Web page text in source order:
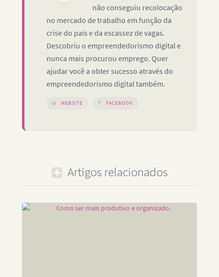
não conseguiu recolocação
no mercado de trabalho em função da
crise do país e da escassez de vagas.
Descobriu o empreendedorismo digital e
nunca mais procurou emprego. Quer
ajudar você a obter sucesso através do
empreendedorismo digital também.
WEBSITE FACEBOOK
Artigos relacionados